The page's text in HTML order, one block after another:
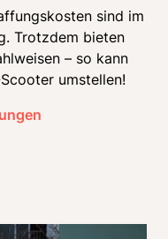
sind im
Trotzdem bieten
– so kann
umstellen!